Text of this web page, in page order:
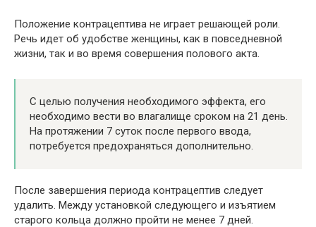
Положение контрацептива не играет решающей роли.
Речь идет об удобстве женщины, как в повседневной
жизни, так и во время совершения полового акта.
С целью получения необходимого эффекта, его
необходимо вести во влагалище сроком на 21 день.
На протяжении 7 суток после первого ввода,
потребуется предохраняться дополнительно.
После завершения периода контрацептив следует
удалить. Между установкой следующего и изъятием
старого кольца должно пройти не менее 7 дней.